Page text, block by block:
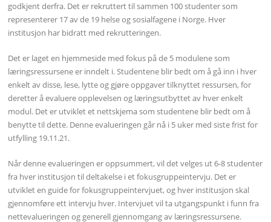
godkjent derfra. Det er rekruttert til sammen 100 studenter som
representerer 17 av de 19 helse og sosialfagene i Norge. Hver
institusjon har bidratt med rekrutteringen.
Det er laget en hjemmeside med fokus på de 5 modulene som
læringsressursene er inndelt i. Studentene blir bedt om å gå inn i hver
enkelt av disse, lese, lytte og gjøre oppgaver tilknyttet ressursen, for
deretter å evaluere opplevelsen og læringsutbyttet av hver enkelt
modul. Det er utviklet et nettskjema som studentene blir bedt om å
benytte til dette. Denne evalueringen går nå i 5 uker med siste frist for
utfylling 19.11.21.
Når denne evalueringen er oppsummert, vil det velges ut 6-8 studenter
fra hver institusjon til deltakelse i et fokusgruppeintervju. Det er
utviklet en guide for fokusgruppeintervjuet, og hver institusjon skal
gjennomføre ett intervju hver. Intervjuet vil ta utgangspunkt i funn fra
nettevalueringen og generell gjennomgang av læringsressursene.